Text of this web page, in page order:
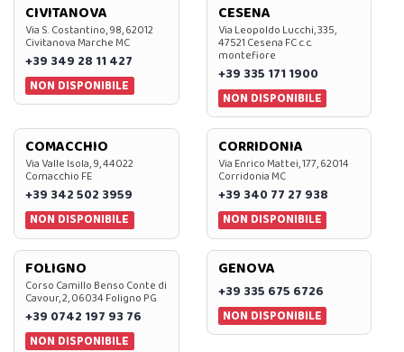
CIVITANOVA
Via S. Costantino, 98, 62012
Civitanova Marche MC
+39 349 28 11 427
NON DISPONIBILE
CESENA
Via Leopoldo Lucchi, 335,
47521 Cesena FC c.c.
montefiore
+39 335 171 1900
NON DISPONIBILE
COMACCHIO
Via Valle Isola, 9, 44022
Comacchio FE
+39 342 502 3959
NON DISPONIBILE
CORRIDONIA
Via Enrico Mattei, 177, 62014
Corridonia MC
+39 340 77 27 938
NON DISPONIBILE
FOLIGNO
Corso Camillo Benso Conte di
Cavour, 2, 06034 Foligno PG
+39 0742 197 93 76
NON DISPONIBILE
GENOVA
+39 335 675 6726
NON DISPONIBILE